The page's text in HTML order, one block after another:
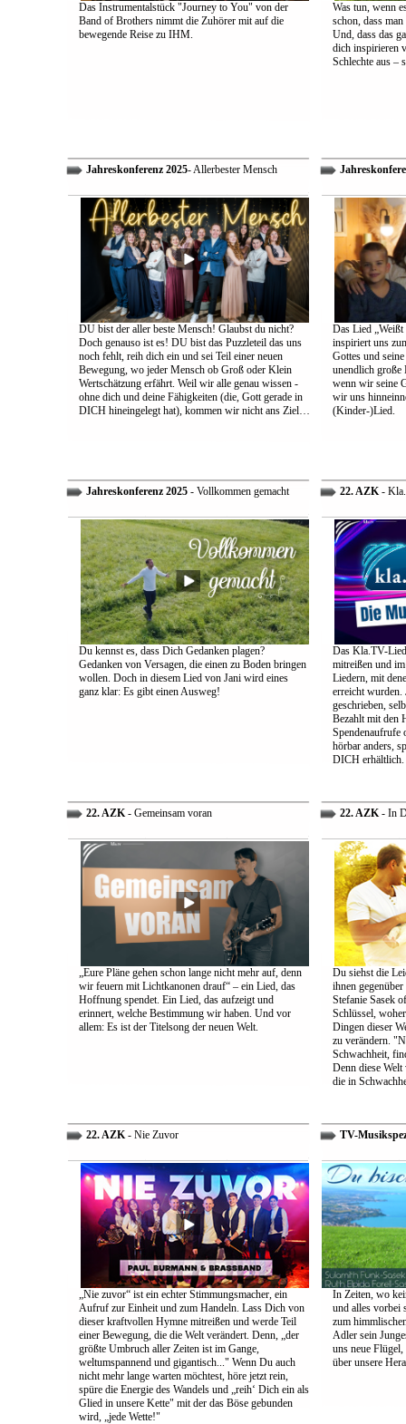
Das Instrumentalstück "Journey to You" von der
Band of Brothers nimmt die Zuhörer mit auf die
bewegende Reise zu IHM.
Was tun, wenn
schon, dass
Und, dass das
dich inspirieren
Schlechte aus –
Jahreskonferenz 2025- Allerbester Mensch
DU bist der aller beste Mensch! Glaubst du nicht?
Doch genauso ist es! DU bist das Puzzleteil das uns
noch fehlt, reih dich ein und sei Teil einer neuen
Bewegung, wo jeder Mensch ob Groß oder Klein
Wertschätzung erfährt. Weil wir alle genau wissen -
ohne dich und deine Fähigkeiten (die, Gott gerade in
DICH hineingelegt hat), kommen wir nicht ans Ziel…
Das Lied
inspiriert uns
Gottes und
unendlich große
wenn wir seine
wir uns
(Kinder-)Lied.
Jahreskonferenz 2025- Vollkommen gemacht
Du kennst es, dass Dich Gedanken plagen?
Gedanken von Versagen, die einen zu Boden bringen
wollen. Doch in diesem Lied von Jani wird eines
ganz klar: Es gibt einen Ausweg!
22. AZK-
Das Kla.TV-
mitreißen und
Liedern, mit
erreicht wurden.
geschrieben,
Bezahlt mit den
Spendenaufrufe
hörbar anders,
DICH erhältlich.
22. AZK- Gemeinsam voran
„Eure Pläne gehen schon lange nicht mehr auf, denn
wir feuern mit Lichtkanonen drauf“ – ein Lied, das
Hoffnung spendet. Ein Lied, das aufzeigt und
erinnert, welche Bestimmung wir haben. Und vor
allem: Es ist der Titelsong der neuen Welt.
22. AZK- In
Du siehst die
ihnen
Stefanie Sasek
Schlüssel,
Dingen dieser
zu verändern.
Schwachheit,
Denn diese Welt
die in
22. AZK- Nie Zuvor
„Nie zuvor“ ist ein echter Stimmungsmacher, ein
Aufruf zur Einheit und zum Handeln. Lass Dich von
dieser kraftvollen Hymne mitreißen und werde Teil
einer Bewegung, die die Welt verändert. Denn, „der
größte Umbruch aller Zeiten ist im Gange,
weltumspannend und gigantisch..." Wenn Du auch
nicht mehr lange warten möchtest, höre jetzt rein,
spüre die Energie des Wandels und „reih‘ Dich ein als
Glied in unsere Kette" mit der das Böse gebunden
wird, „jede Wette!"
TV-
In Zeiten, wo
und alles vorbei
zum
Adler sein
uns neue
über unsere